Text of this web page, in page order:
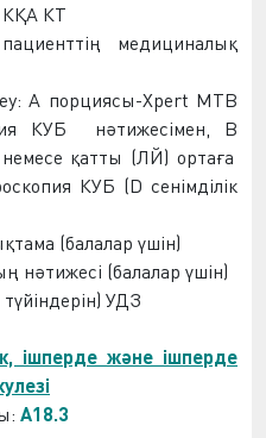
КҚА КТ
пациенттің медициналық
А порциясы-Xpert MTB
КУБ нәтижесімен, В
қатты (ЛЙ) ортаға
КУБ (D сенімділік
(балалар үшін)
(балалар үшін)
н) УДЗ
ішперде және ішперде
A18.3